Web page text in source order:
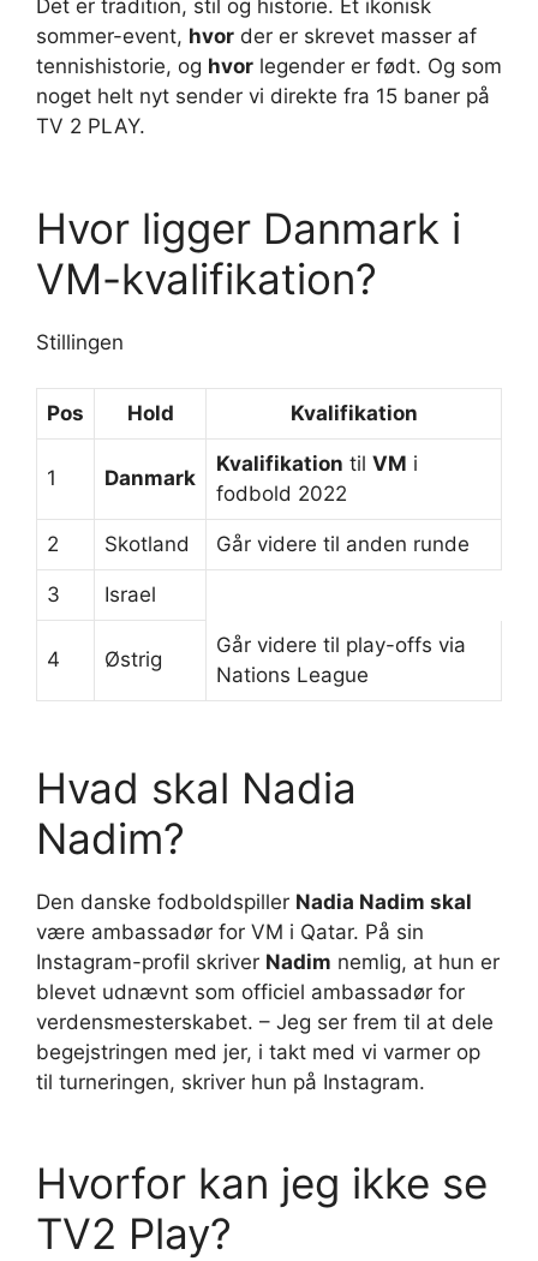
Det er tradition, stil og historie. Et ikonisk
sommer-event, hvor der er skrevet masser af
tennishistorie, og hvor legender er født. Og som
noget helt nyt sender vi direkte fra 15 baner på
TV 2 PLAY.
Hvor ligger Danmark i
VM-kvalifikation?
Stillingen
Pos Hold Kvalifikation
1 Danmark
Kvalifikation til VM i
fodbold 2022
2 Skotland Går videre til anden runde
3 Israel
4 Østrig
Går videre til play-offs via
Nations League
Hvad skal Nadia
Nadim?
Den danske fodboldspiller Nadia Nadim skal
være ambassadør for VM i Qatar. På sin
Instagram-profil skriver Nadim nemlig, at hun er
blevet udnævnt som officiel ambassadør for
verdensmesterskabet. – Jeg ser frem til at dele
begejstringen med jer, i takt med vi varmer op
til turneringen, skriver hun på Instagram.
Hvorfor kan jeg ikke se
TV2 Play?